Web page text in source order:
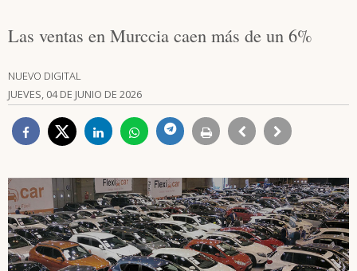
Las ventas en Murccia caen más de un 6%
NUEVO DIGITAL
JUEVES, 04 DE JUNIO DE 2026